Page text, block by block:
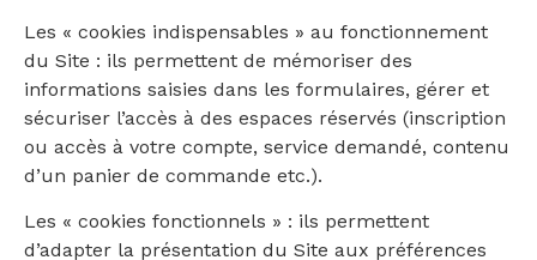
Les « cookies indispensables » au fonctionnement
du Site : ils permettent de mémoriser des
informations saisies dans les formulaires, gérer et
sécuriser l’accès à des espaces réservés (inscription
ou accès à votre compte, service demandé, contenu
d’un panier de commande etc.).
Les « cookies fonctionnels » : ils permettent
d’adapter la présentation du Site aux préférences